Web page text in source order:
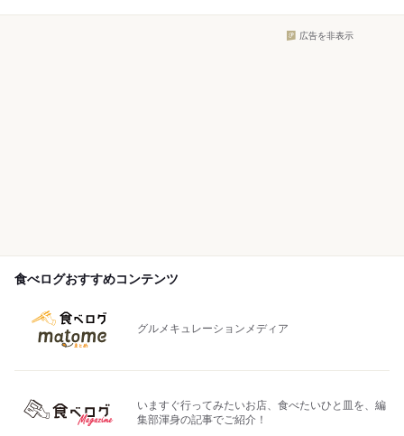
広告を非表示
食べログおすすめコンテンツ
グルメキュレーションメディア
いますぐ行ってみたいお店、食べたいひと皿を、編
集部渾身の記事でご紹介！